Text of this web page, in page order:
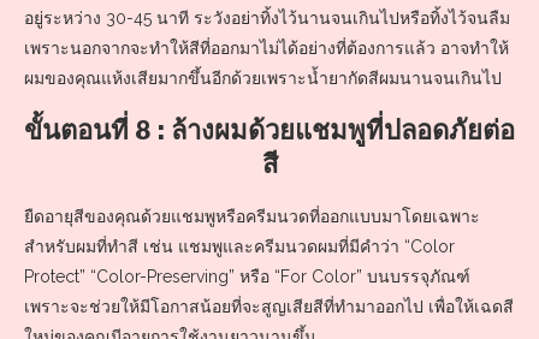
อยู่ระหว่าง 30-45 นาที ระวังอย่าทิ้งไว้นานจนเกินไปหรือทิ้งไว้จนลืม
เพราะนอกจากจะทำให้สีที่ออกมาไม่ได้อย่างที่ต้องการแล้ว อาจทำให้
ผมของคุณแห้งเสียมากขึ้นอีกด้วยเพราะน้ำยากัดสีผมนานจนเกินไป
ขั้นตอนที่ 8 : ล้างผมด้วยแชมพูที่ปลอดภัยต่อ
สี
ยืดอายุสีของคุณด้วยแชมพูหรือครีมนวดที่ออกแบบมาโดยเฉพาะ
สำหรับผมที่ทำสี เช่น แชมพูและครีมนวดผมที่มีคำว่า “Color
Protect” “Color-Preserving” หรือ “For Color” บนบรรจุภัณฑ์
เพราะจะช่วยให้มีโอกาสน้อยที่จะสูญเสียสีที่ทำมาออกไป เพื่อให้เฉดสี